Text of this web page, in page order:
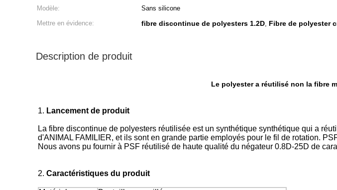
Modèle:
Sans silicone
Mettre en évidence:
fibre discontinue de polyesters 1.2D, Fibre de polyester
Description de produit
Le polyester a réutilisé non la fibre
1. Lancement de produit
La fibre discontinue de polyesters réutilisée est un synthétique synthétique qui a
d'ANIMAL FAMILIER, et ils sont en grande partie employés pour le fil de rotation.
Nous avons pu fournir à PSF réutilisé de haute qualité du négateur 0.8D-25D de
2. Caractéristiques du produit